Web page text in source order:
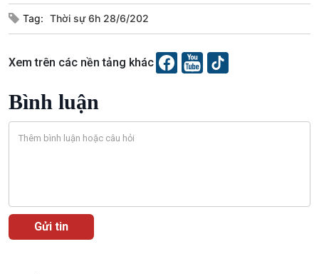
Tin Văn hoá & Du lịch
Chát với người nổi tiếng
Ảnh
E-Magazine
Podcast
Tag: Thời sự 6h 28/6/202
Xem trên các nền tảng khác
Bình luận